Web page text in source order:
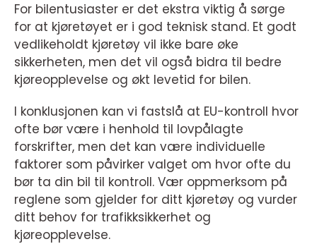
For bilentusiaster er det ekstra viktig å sørge
for at kjøretøyet er i god teknisk stand. Et godt
vedlikeholdt kjøretøy vil ikke bare øke
sikkerheten, men det vil også bidra til bedre
kjøreopplevelse og økt levetid for bilen.
I konklusjonen kan vi fastslå at EU-kontroll hvor
ofte bør være i henhold til lovpålagte
forskrifter, men det kan være individuelle
faktorer som påvirker valget om hvor ofte du
bør ta din bil til kontroll. Vær oppmerksom på
reglene som gjelder for ditt kjøretøy og vurder
ditt behov for trafikksikkerhet og
kjøreopplevelse.